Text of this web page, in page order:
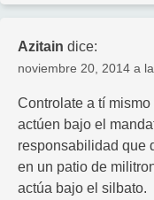
Azitain dice:
noviembre 20, 2014 a
Controlate a tí
actúen bajo el
responsabilidad que
en un patio de
actúa bajo el silbato.